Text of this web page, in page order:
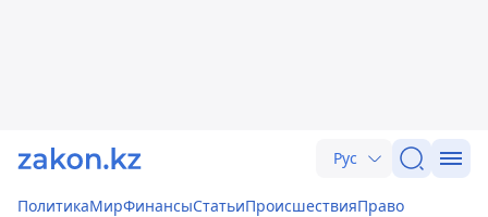
Рус
ПолитикаМирФинансыСтатьиПроисшествияПраво